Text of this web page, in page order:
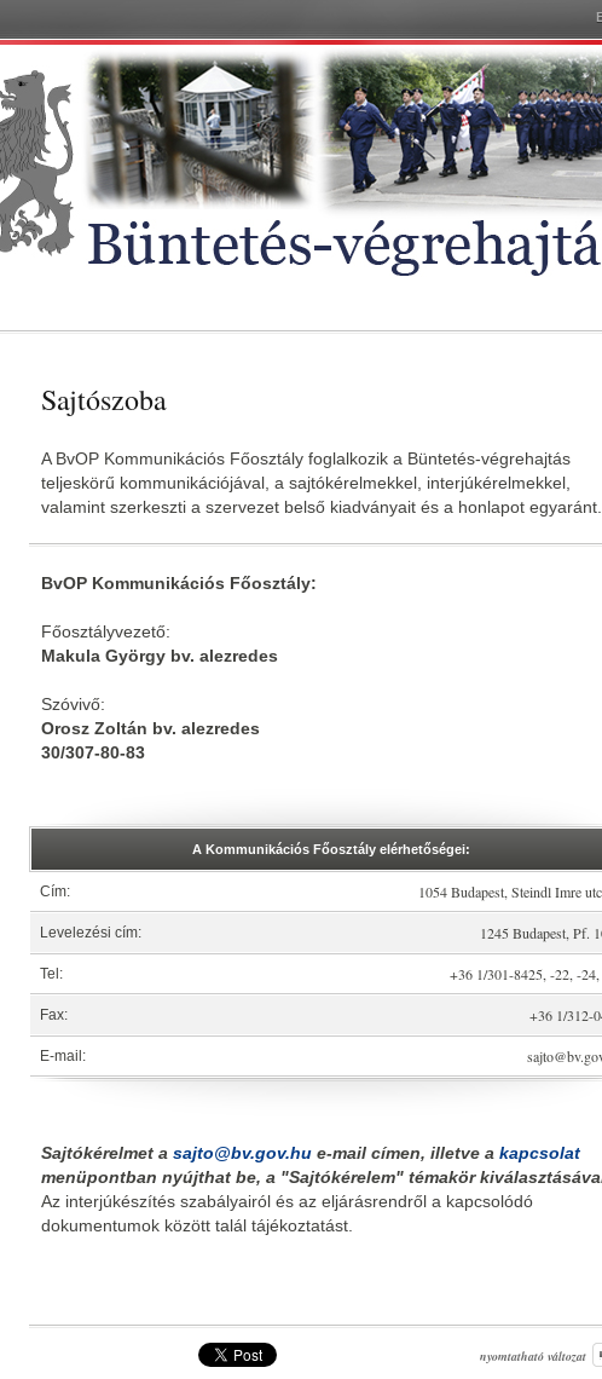
Sajtószoba
A BvOP Kommunikációs Főosztály foglalkozik a Büntetés-végrehajtás
teljeskörű kommunikációjával, a sajtókérelmekkel, interjúkérelmekkel,
valamint szerkeszti a szervezet belső kiadványait és a honlapot egyaránt.
BvOP Kommunikációs Főosztály:
Főosztályvezető:
Makula György bv. alezredes
Szóvivő:
Orosz Zoltán bv. alezredes
30/307-80-83
A Kommunikációs Főosztály elérhetőségei:
Cím: 1054 Budapest, Steindl Imre
Levelezési cím: 1245 Budapest, Pf.
Tel: +36 1/301-8425, -22, -
Fax: +36 1/312-
E-mail:
Sajtókérelmet a sajto@bv.gov.hu e-mail címen, illetve a kapcsolat
menüpontban nyújthat be, a "Sajtókérelem" témakör
Az interjúkészítés szabályairól és az eljárásrendről a kapcsolódó
dokumentumok között talál tájékoztatást.
nyomtatható változat